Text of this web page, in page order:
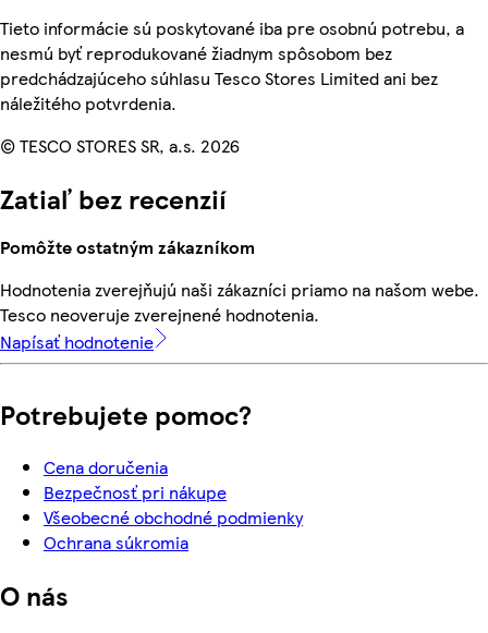
Tieto informácie sú poskytované iba pre osobnú potrebu, a
nesmú byť reprodukované žiadnym spôsobom bez
predchádzajúceho súhlasu Tesco Stores Limited ani bez
náležitého potvrdenia.
© TESCO STORES SR, a.s. 2026
Zatiaľ bez recenzií
Pomôžte ostatným zákazníkom
Hodnotenia zverejňujú naši zákazníci priamo na našom webe.
Tesco neoveruje zverejnené hodnotenia.
Napísať hodnotenie
Potrebujete pomoc?
Cena doručenia
Bezpečnosť pri nákupe
Všeobecné obchodné podmienky
Ochrana súkromia
O nás